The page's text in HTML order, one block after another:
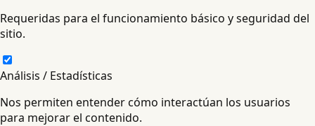
Requeridas para el funcionamiento básico y seguridad del
sitio.
Análisis / Estadísticas
Nos permiten entender cómo interactúan los usuarios
para mejorar el contenido.